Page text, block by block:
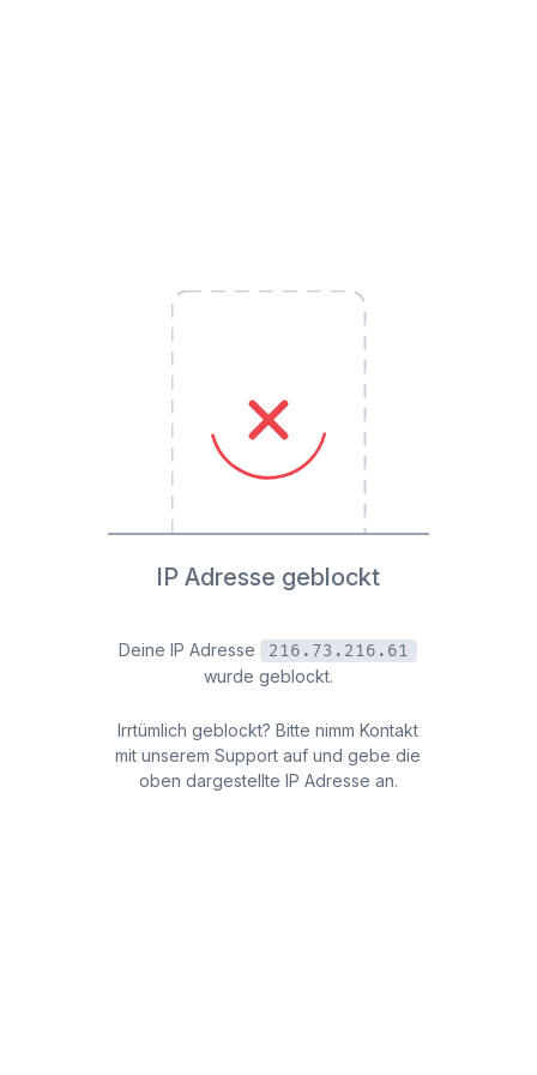
IP Adresse geblockt
Deine IP Adresse
216.73.216.61
wurde geblockt.
Irrtümlich geblockt? Bitte nimm Kontakt
mit unserem Support auf und gebe die
oben dargestellte IP Adresse an.